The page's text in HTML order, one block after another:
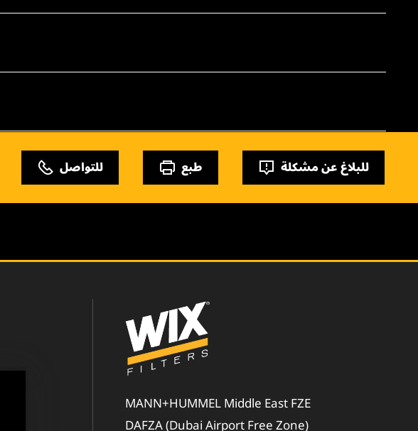
للتواصل طبع للبلاغ عن مشكلة
MANN+HUMMEL Middle East FZE